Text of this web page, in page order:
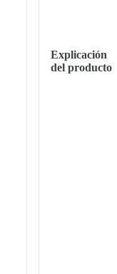
Explicación
del producto